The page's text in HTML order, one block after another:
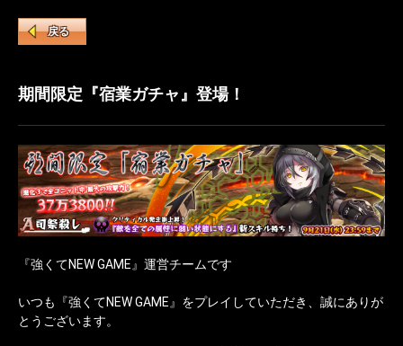
戻る
期間限定『宿業ガチャ』登場！
『強くてNEW GAME』運営チームです
いつも『強くてNEW GAME』をプレイしていただき、誠にありが
とうございます。